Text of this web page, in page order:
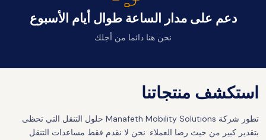
دعم على مدار الساعة طوال أيام الأسبوع
نحن هنا دائما من أجلك
استكشف منتجاتنا
تطور شركة Manafeth Mobility Solutions حلول التنقل التي تحظى
بتقدير كبير من حيث رضا العملاء. نحن لا نقدم فقط مساعدات التنقل